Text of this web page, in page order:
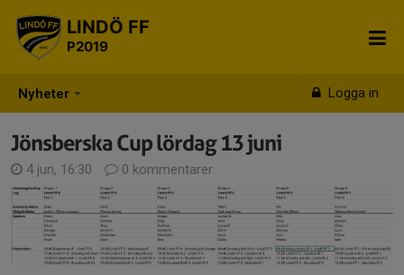
Nyheter Logga in
LINDÖ FF
P2019
Jönsberska Cup lördag 13 juni
4 jun, 16:30 0 kommentarer